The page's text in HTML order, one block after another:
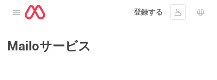
メニューを開く
登録する
ｻｲﾝｲﾝする言語
Mailoサービス